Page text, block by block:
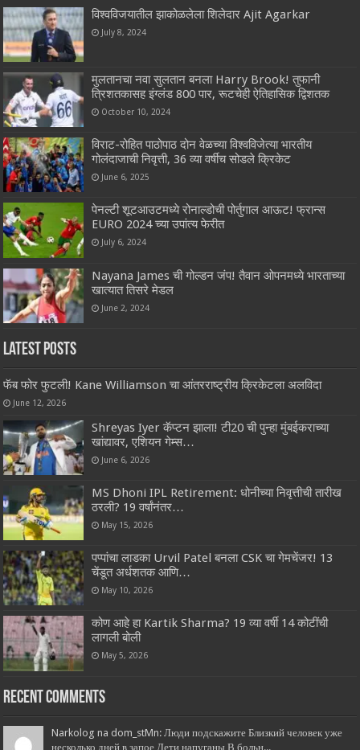
विश्वविजयातील झाकोळलेला शिलेदार Ajit Agarkar
July 8, 2024
मुलतानचा नवा सुलतान बनला Harry Brook! तुफानी
त्रिशतकासह इंग्लंड 800 पार, रूटचेही ऐतिहासिक द्विशतक
October 10, 2024
विराट-रोहित पाठोपाठ दोन वेळच्या विश्वविजेत्या भारतीय
गोलंदाजाची निवृत्ती, 36 व्या वर्षीच सोडले क्रिकेट
June 6, 2025
पेनल्टी शूटआउटमध्ये रोनाल्डोची पोर्तुगाल आऊट! फ्रान्स
EURO 2024 च्या उपांत्य फेरीत
July 6, 2024
Nayana James ची गोल्डन जंप! तैवान ओपनमध्ये भारताच्या
खात्यात तिसरे मेडल
June 2, 2024
Latest Posts
फॅब फोर फुटली! Kane Williamson चा आंतरराष्ट्रीय क्रिकेटला अलविदा
June 12, 2026
Shreyas Iyer कॅप्टन झाला! टी20 ची पुन्हा मुंबईकराच्या
खांद्यावर, एशियन गेम्स…
June 6, 2026
MS Dhoni IPL Retirement: धोनीच्या निवृत्तीची तारीख
ठरली? 19 वर्षांनंतर…
May 15, 2026
पप्पांचा लाडका Urvil Patel बनला CSK चा गेमचेंजर! 13
चेंडूत अर्धशतक आणि…
May 10, 2026
कोण आहे हा Kartik Sharma? 19 व्या वर्षी 14 कोटींची
लागली बोली
May 5, 2026
Recent Comments
Narkolog na dom_stMn: Люди подскажите Близкий человек уже
несколько дней в запое Дети напуганы В больн...